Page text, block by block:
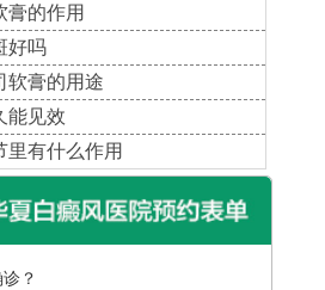
膏的作用
好吗
软膏的用途
能见效
里有什么作用
？